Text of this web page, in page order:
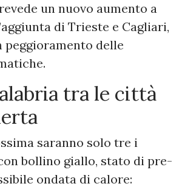
un nuovo aumento a
di Trieste e Cagliari,
peggioramento delle
tra le città
saranno solo tre i
bollino giallo, stato di pre-
ondata di calore: